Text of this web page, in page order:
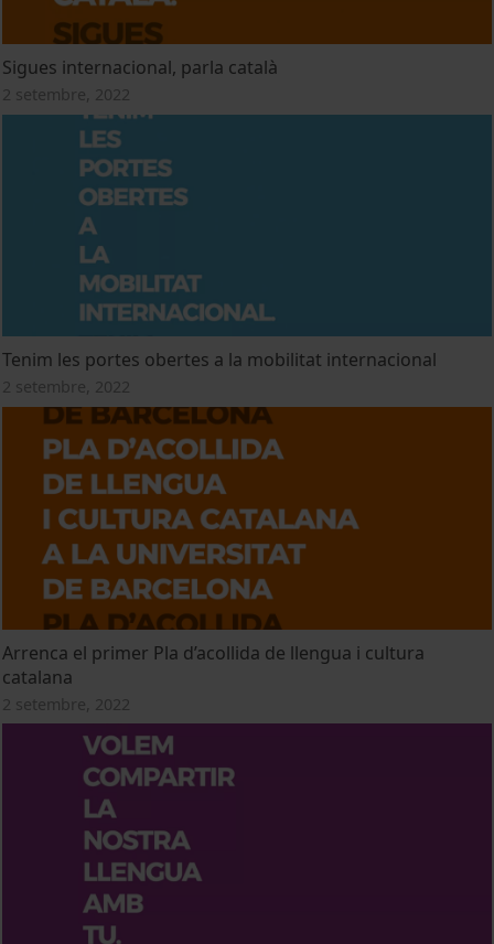
Sigues internacional, parla català
2 setembre, 2022
Tenim les portes obertes a la mobilitat internacional
2 setembre, 2022
Arrenca el primer Pla d’acollida de llengua i cultura
catalana
2 setembre, 2022